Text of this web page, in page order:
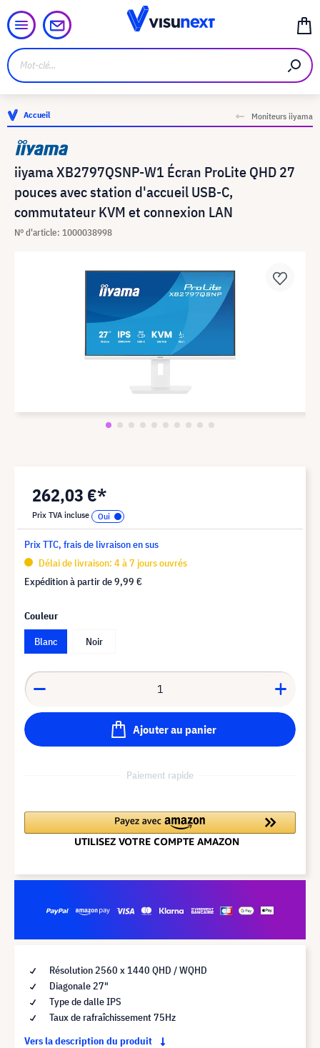
Accueil Moniteurs iiyama
iiyama XB2797QSNP-W1 Écran ProLite QHD 27
pouces avec station d'accueil USB-C,
commutateur KVM et connexion LAN
N° d'article: 1000038998
262,03 €*
Prix TVA incluse
Prix TTC, frais de livraison en sus
Délai de livraison: 4 à 7 jours ouvrés
Expédition à partir de9,99 €
Couleur
Blanc
Noir
Ajouter au panier
Paiement rapide
Résolution 2560 x 1440 QHD / WQHD
Diagonale 27"
Type de dalle IPS
Taux de rafraîchissement 75Hz
Vers la description du produit